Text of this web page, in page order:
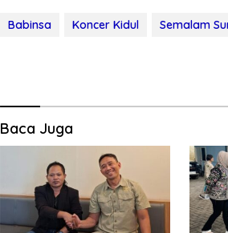
Babinsa Koncer Kidul Semalam
Baca Juga